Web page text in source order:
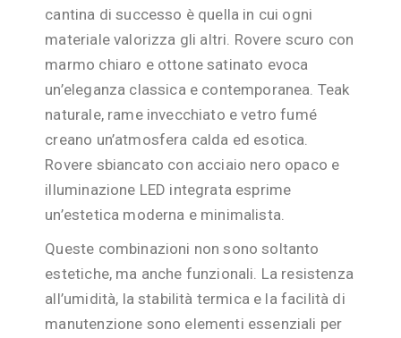
cantina di successo è quella in cui ogni
materiale valorizza gli altri. Rovere scuro con
marmo chiaro e ottone satinato evoca
un’eleganza classica e contemporanea. Teak
naturale, rame invecchiato e vetro fumé
creano un’atmosfera calda ed esotica.
Rovere sbiancato con acciaio nero opaco e
illuminazione LED integrata esprime
un’estetica moderna e minimalista.
Queste combinazioni non sono soltanto
estetiche, ma anche funzionali. La resistenza
all’umidità, la stabilità termica e la facilità di
manutenzione sono elementi essenziali per